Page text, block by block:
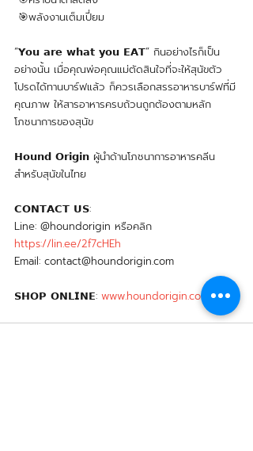
🎯พลังงานเต็มเปี่ยม
“𝗬𝗼𝘂 𝗮𝗿𝗲 𝘄𝗵𝗮𝘁 𝘆𝗼𝘂 𝗘𝗔𝗧” กินอย่างไรก็เป็น
อย่างนั้น เมื่อคุณพ่อคุณแม่ตัดสินใจที่จะให้สุนัขตัว
โปรดได้ทานบาร์ฟแล้ว ก็ควรเลือกสรรอาหารบาร์ฟที่มี
คุณภาพ ให้สารอาหารครบถ้วนถูกต้องตามหลัก
โภชนาการของสุนัข
𝗛𝗼𝘂𝗻𝗱 𝗢𝗿𝗶𝗴𝗶𝗻 ผู้นำด้านโภชนาการอาหารคลีน
สำหรับสุนัขในไทย
𝗖𝗢𝗡𝗧𝗔𝗖𝗧 𝗨𝗦:
Line: @houndorigin หรือคลิก
https://lin.ee/2f7cHEh
Email: contact@houndorigin.com
𝗦𝗛𝗢𝗣 𝗢𝗡𝗟𝗜𝗡𝗘: www.houndorigin.com